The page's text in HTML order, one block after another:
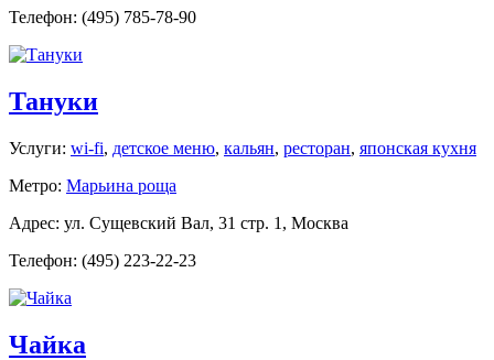
Телефон: (495) 785-78-90
Тануки
Услуги: wi-fi, детское меню, кальян, ресторан, японская кухня
Метро: Марьина роща
Адрес: ул. Сущевский Вал, 31 стр. 1, Москва
Телефон: (495) 223-22-23
Чайка